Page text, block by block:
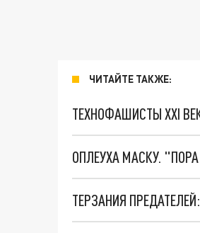
ЧИТАЙТЕ ТАКЖЕ:
ТЕХНОФАШИСТЫ XXI
ОПЛЕУХА МАСКУ.
ТЕРЗАНИЯ